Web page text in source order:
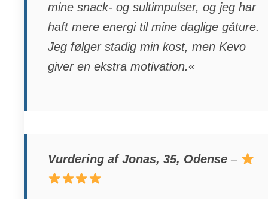
mine snack- og sultimpulser, og jeg har
haft mere energi til mine daglige gåture.
Jeg følger stadig min kost, men Kevo
giver en ekstra motivation.«
Vurdering af Jonas, 35, Odense –